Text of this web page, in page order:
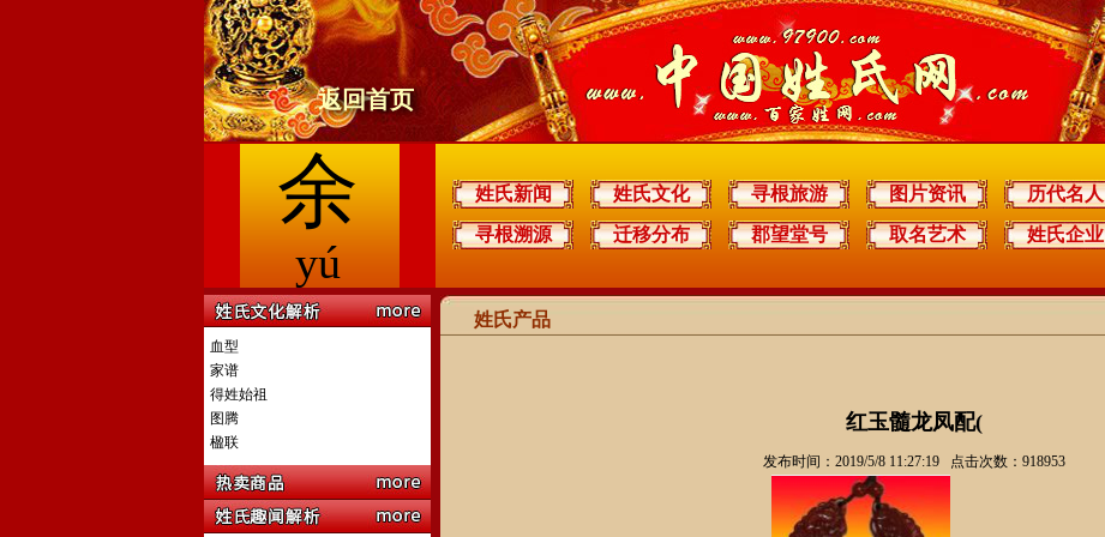
返回首页
余
yú
姓氏新闻 姓氏文化 寻根旅游 图片资讯 历代名人
寻根溯源
迁移分布 郡望堂号 取名艺术 姓氏企业
血型
家谱
得姓始祖
图腾
楹联
姓氏产品
红玉髓龙凤配(
发布时间：2019/5/8 11:27:19 点击次数：918953